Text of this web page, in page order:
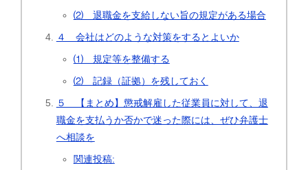
⑵ 退職金を支給しない旨の規定がある場合
４ 会社はどのような対策をするとよいか
⑴ 規定等を整備する
⑵ 記録（証拠）を残しておく
５ 【まとめ】懲戒解雇した従業員に対して、退
職金を支払うか否かで迷った際には、ぜひ弁護士
へ相談を
関連投稿: